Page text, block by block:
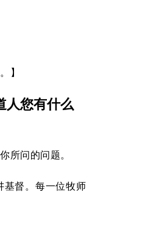
】
人您有什么
所问的问题。
基督。每一位牧师